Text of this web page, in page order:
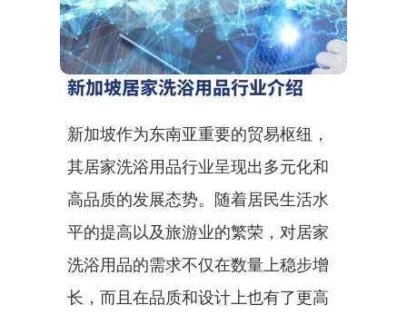
新加坡居家洗浴用品行业介绍
新加坡作为东南亚重要的贸易枢纽，
其居家洗浴用品行业呈现出多元化和
高品质的发展态势。随着居民生活水
平的提高以及旅游业的繁荣，对居家
洗浴用品的需求不仅在数量上稳步增
长，而且在品质和设计上也有了更高